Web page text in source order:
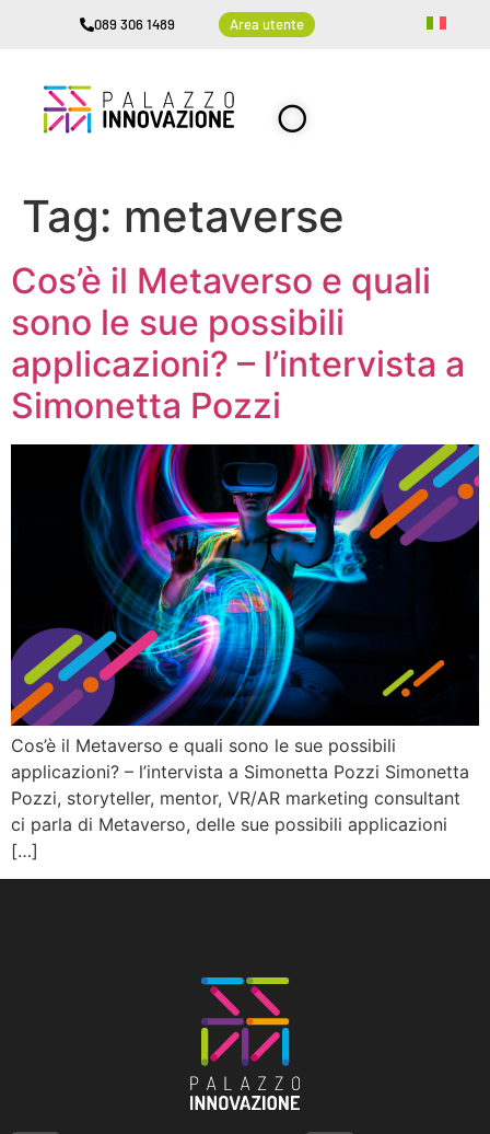
089 306 1489 Area utente
Tag: metaverse
Cos’è il Metaverso e quali
sono le sue possibili
applicazioni? – l’intervista a
Simonetta Pozzi
Cos’è il Metaverso e quali sono le sue possibili
applicazioni? – l’intervista a Simonetta Pozzi Simonetta
Pozzi, storyteller, mentor, VR/AR marketing consultant
ci parla di Metaverso, delle sue possibili applicazioni
[…]